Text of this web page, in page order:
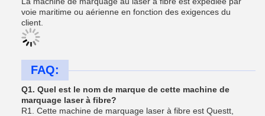
voie maritime ou aérienne en fonction des exigences du
client.
FAQ:
Q1. Quel est le nom de marque de cette machine de
marquage laser à fibre?
R1. Cette machine de marquage laser à fibre est Questt,